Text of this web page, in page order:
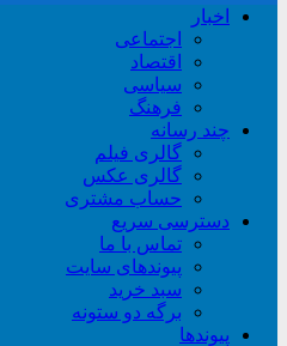
اخبار
اجتماعی
اقتصاد
سیاسی
فرهنگ
چند رسانه
گالری فیلم
گالری عکس
حساب مشتری
دسترسی سریع
تماس با ما
پیوندهای سایت
سبد خريد
برگه دو ستونه
پیوندها